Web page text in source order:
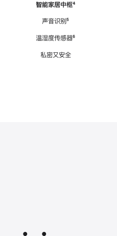
智能家居中枢脚
⁴
声音识别脚
⁵
温湿度传感器脚
⁶
私密又安全